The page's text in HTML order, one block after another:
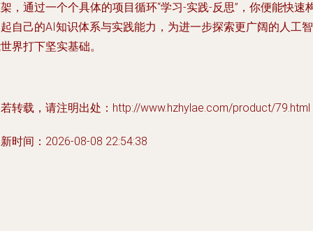
，通过一个个具体的项目循环“学习-实践-反思”，你便能快速
自己的AI知识体系与实践能力，为进一步探索更广阔的人工智
界打下坚实基础。
转载，请注明出处：http://www.hzhylae.com/product/79.html
时间：2026-08-08 22:54:38